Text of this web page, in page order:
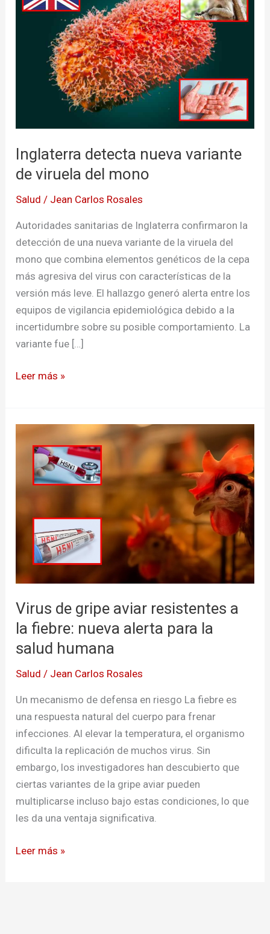
Inglaterra detecta nueva variante
de viruela del mono
Salud / Jean Carlos Rosales
Autoridades sanitarias de Inglaterra confirmaron la
detección de una nueva variante de la viruela del
mono que combina elementos genéticos de la cepa
más agresiva del virus con características de la
versión más leve. El hallazgo generó alerta entre los
equipos de vigilancia epidemiológica debido a la
incertidumbre sobre su posible comportamiento. La
variante fue […]
nueva
Leer más »
Virus de gripe aviar resistentes a
la fiebre: nueva alerta para la
salud humana
Salud / Jean Carlos Rosales
Un mecanismo de defensa en riesgo La fiebre es
una respuesta natural del cuerpo para frenar
infecciones. Al elevar la temperatura, el organismo
dificulta la replicación de muchos virus. Sin
embargo, los investigadores han descubierto que
ciertas variantes de la gripe aviar pueden
multiplicarse incluso bajo estas condiciones, lo que
les da una ventaja significativa.
gripe
aviar
a
la
fiebre:
nueva
alerta
para
la
salud
humana
Leer más »